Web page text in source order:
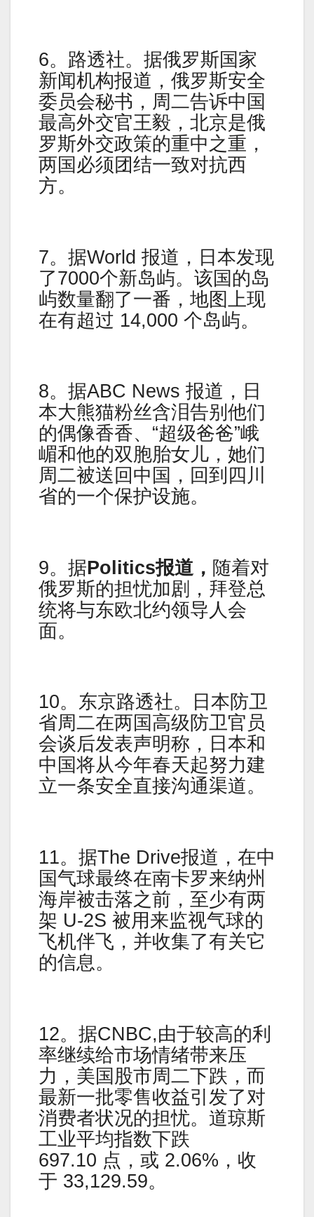
6。路透社。据俄罗斯国家
新闻机构报道，俄罗斯安全
委员会秘书，周二告诉中国
最高外交官王毅，北京是俄
罗斯外交政策的重中之重，
两国必须团结一致对抗西
方。
7。据World 报道，日本发现
了7000个新岛屿。该国的岛
屿数量翻了一番，地图上现
在有超过 14,000 个岛屿。
8。据ABC News 报道，日
本大熊猫粉丝含泪告别他们
的偶像香香、“超级爸爸”峨
嵋和他的双胞胎女儿，她们
周二被送回中国，回到四川
省的一个保护设施。
9。据Politics报道， 随着对
俄罗斯的担忧加剧，拜登总
统将与东欧北约领导人会
面。
10。东京路透社。日本防卫
省周二在两国高级防卫官员
会谈后发表声明称，日本和
中国将从今年春天起努力建
立一条安全直接沟通渠道。
11。据The Drive报道，在中
国气球最终在南卡罗来纳州
海岸被击落之前，至少有两
架 U-2S 被用来监视气球的
飞机伴飞，并收集了有关它
的信息。
12。据CNBC,由于较高的利
率继续给市场情绪带来压
力，美国股市周二下跌，而
最新一批零售收益引发了对
消费者状况的担忧。道琼斯
工业平均指数下跌
697.10 点，或 2.06%，收
于 33,129.59。